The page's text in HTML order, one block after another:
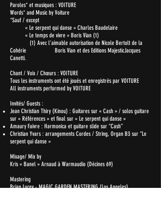
Paroles* et musiques : VOITURE
Words* and Music by Voiture
*Sauf / except
« Le serpent qui danse » Charles Baudelaire
« Le temps de vivre » Boris Vian (1)
(1) Avec l’aimable autorisation de Nicole Bertolt de la
Cohérie Boris Vian et des Editions MajesticJacques
Canetti.
Chant / Voix / Chœurs : VOITURE
Tous les instruments ont été joués et enregistrés par VOITURE
All instruments performed by VOITURE
Invités/ Guests :
Jean Christian Thiry (Kinou) : Guitares sur « Cash » / solos guitare
sur « Références » et final sur « Le serpent qui danse »
Amaury Faivre : Harmonica et guitare slide sur “Cash”
Christian Yvars : arrangements Cordes / String, Organ B3 sur “Le
serpent qui danse »
Mixage/ Mix by
Kris « Banel » Arnaud à Warmaudio (Décines 69)
Mastering
Brian Lucey - MAGIC GARDEN MASTERING (Los Angeles)